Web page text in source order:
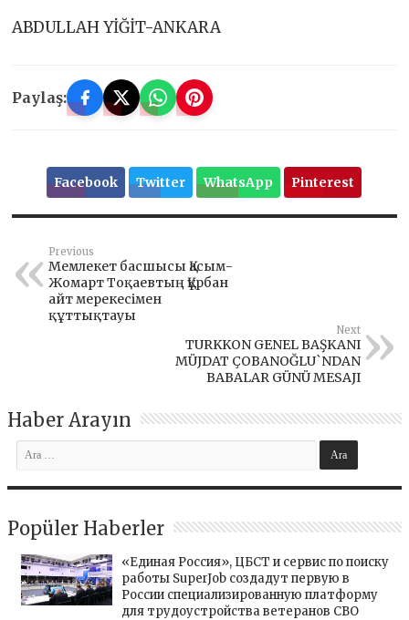
ABDULLAH YİĞİT-ANKARA
Paylaş:
Facebook Twitter WhatsApp Pinterest
Previous
Мемлекет басшысы Қасым-
Жомарт Тоқаевтың Құрбан
айт мерекесімен
құттықтауы
Next
TURKKON GENEL BAŞKANI
MÜJDAT ÇOBANOĞLU`NDAN
BABALAR GÜNÜ MESAJI
Haber Arayın
Popüler Haberler
«Единая Россия», ЦБСТ и сервис по поиску
работы SuperJob создадут первую в
России специализированную платформу
для трудоустройства ветеранов СВО